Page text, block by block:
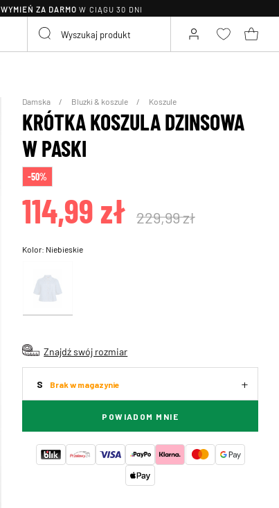
WYMIEŃ ZA DARMO W CIĄGU 30 DNI
Damska Bluzki & koszule Koszule
KRÓTKA KOSZULA DZINSOWA
W PASKI
-50%
114,99 zł 229,99 zł
Kolor: Niebieskie
Znajdź swój rozmiar
S Brak w magazynie
POWIADOM MNIE